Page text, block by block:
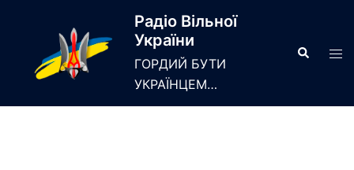
Радіо Вільної
України
ГОРДИЙ БУТИ
УКРАЇНЦЕМ…
Search